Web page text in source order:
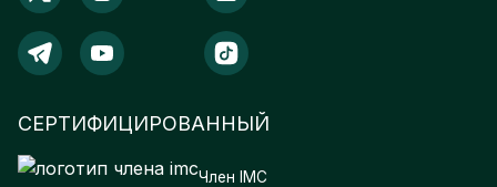
СЕРТИФИЦИРОВАННЫЙ
Член IMC